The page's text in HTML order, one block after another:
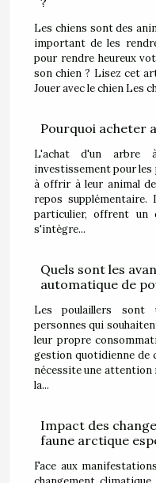
Les chiens sont des
important de les
pour rendre heureux
son chien ? Lisez cet
Jouer avec le chien Les
Pourquoi acheter
L'achat d'un arbre
investissement pour
à offrir à leur animal
repos
particulier, offrent un
s'intègre...
Quels sont les
automatique de
Les poulaillers sont
personnes qui
leur propre
gestion quotidienne de
nécessite une
la...
Impact des
faune arctique
Face aux